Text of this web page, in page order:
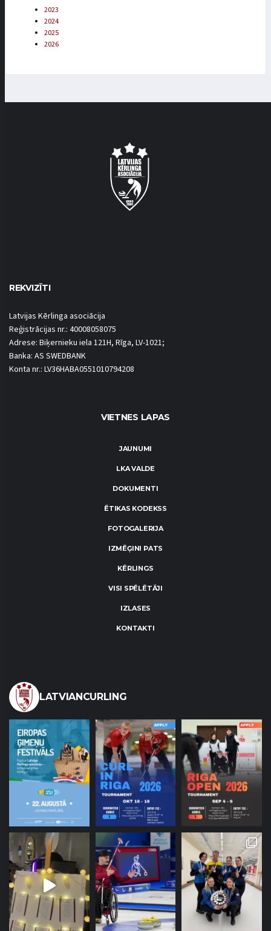
2023
2024
2025
2026
REKVIZĪTI
Latvijas Kērlinga asociācija
Reģistrācijas nr.: 40008058075
Adrese: Biķernieku iela 121H, Rīga, LV-1021;
Banka: AS SWEDBANK
Konta nr.: LV36HABA0551010794208
VIETNES LAPAS
JAUNUMI
LKA VALDE
DOKUMENTI
ĒTIKAS KODEKSS
FOTOGALERIJA
IZMĒĢINI PATS
KĒRLINGS
VISI SPĒLĒTĀJI
IZLASES
KONTAKTI
LATVIANCURLING